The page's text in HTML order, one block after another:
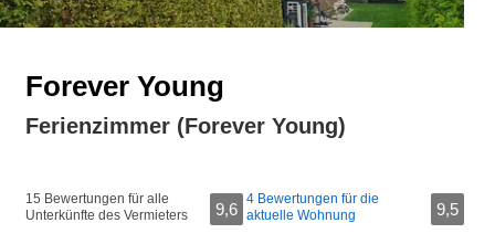
Forever Young
Ferienzimmer (Forever Young)
15 Bewertungen für alle
Unterkünfte des Vermieters
9,6
4 Bewertungen für die
aktuelle Wohnung
9,5